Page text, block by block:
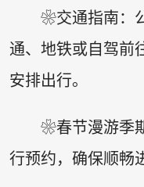
❀交通指南：
通、地铁或自驾前
安排出行。
❀春节漫游季
行预约，确保顺畅